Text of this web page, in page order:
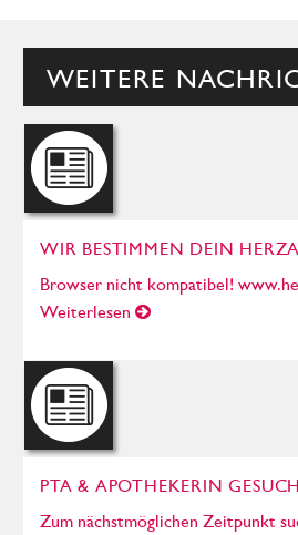
WEITERE
WIR BESTIMMEN DEIN
Browser nicht kompatibel!
Weiterlesen
PTA & APOTHEKERIN
Zum nächstmöglichen Zeitpunkt